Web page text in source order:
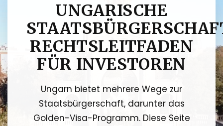
UNGARISCHE
RECHTSLEITFADEN
FÜR INVESTOREN
Ungarn bietet mehrere Wege zur
Staatsbürgerschaft, darunter das
Golden-Visa-Programm. Diese Seite